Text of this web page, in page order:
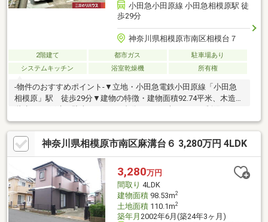
小田急小田原線 小田急相模原駅 徒
歩29分
神奈川県相模原市南区相模台７
2階建て 都市ガス
駐車場あり
システムキッチン
浴室乾燥機 所有権
-物件のおすすめポイント-▼立地・小田急電鉄小田原線「小田急
相模原」駅 徒歩29分▼建物の特徴・建物面積92.74平米、木造2
階建4LDK戸建・駐車スペース1台分あり ※車種による制限あり・
TVモニター付インターホンあり▼お部屋の特徴・開放的なリビン
グダイニング・集中しやすい壁付けキッチン▼設備・雨の日の洗
濯にも便利な浴室換気乾燥機能・シャンプーや掃除に便利なシャ
ワー付洗面化粧台・床下収納庫あり▼リフォーム実施（2026年9
月）・キッチン、浴室、トイレ、洗面所・床、壁張替え・建具交
換・外壁、屋根塗装・駐車場増設・白蟻点検・ハウスクリーニン
グ 他
神奈川県相模原市南区麻溝台６ 3,280万円 4LDK
3,280万円
間取り 4LDK
建物面積98.53m2
土地面積110.1m2
築年月 2002年6月(築24年3ヶ月)